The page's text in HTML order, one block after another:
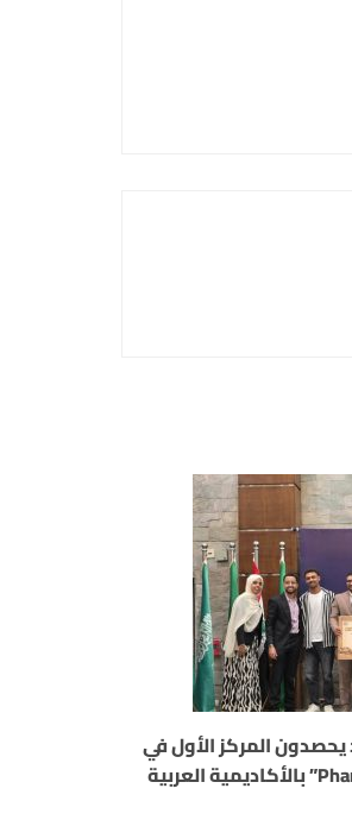
المركز الأول في